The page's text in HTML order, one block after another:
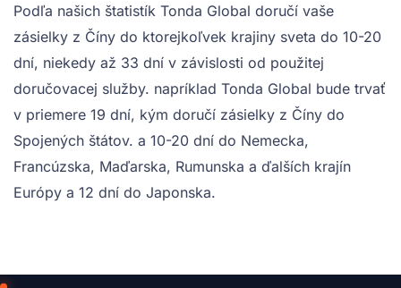
Podľa našich štatistík Tonda Global doručí vaše
zásielky z Číny do ktorejkoľvek krajiny sveta do 10-20
dní, niekedy až 33 dní v závislosti od použitej
doručovacej služby. napríklad Tonda Global bude trvať
v priemere 19 dní, kým doručí zásielky z Číny do
Spojených štátov. a 10-20 dní do Nemecka,
Francúzska, Maďarska, Rumunska a ďalších krajín
Európy a 12 dní do Japonska.